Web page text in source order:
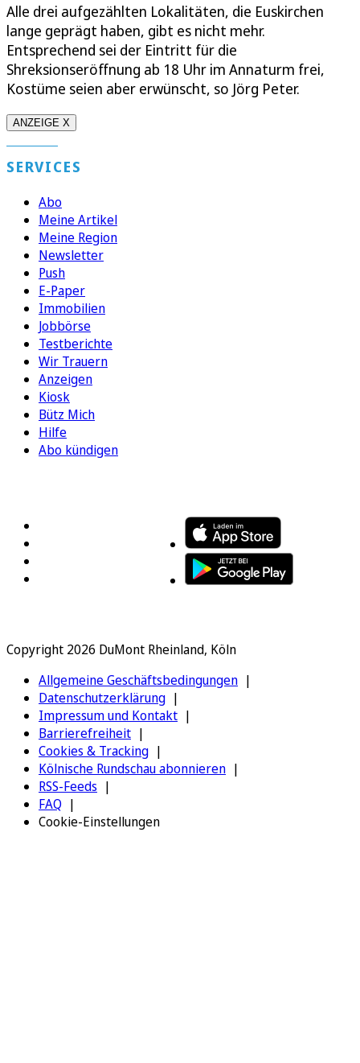
Alle drei aufgezählten Lokalitäten, die Euskirchen
lange geprägt haben, gibt es nicht mehr.
Entsprechend sei der Eintritt für die
Shreksionseröffnung ab 18 Uhr im Annaturm frei,
Kostüme seien aber erwünscht, so Jörg Peter.
ANZEIGE X
SERVICES
Abo
Meine Artikel
Meine Region
Newsletter
Push
E-Paper
Immobilien
Jobbörse
Testberichte
Wir Trauern
Anzeigen
Kiosk
Bütz Mich
Hilfe
Abo kündigen
Copyright 2026 DuMont Rheinland, Köln
Allgemeine Geschäftsbedingungen
Datenschutzerklärung
Impressum und Kontakt
Barrierefreiheit
Cookies & Tracking
Kölnische Rundschau abonnieren
RSS-Feeds
FAQ
Cookie-Einstellungen